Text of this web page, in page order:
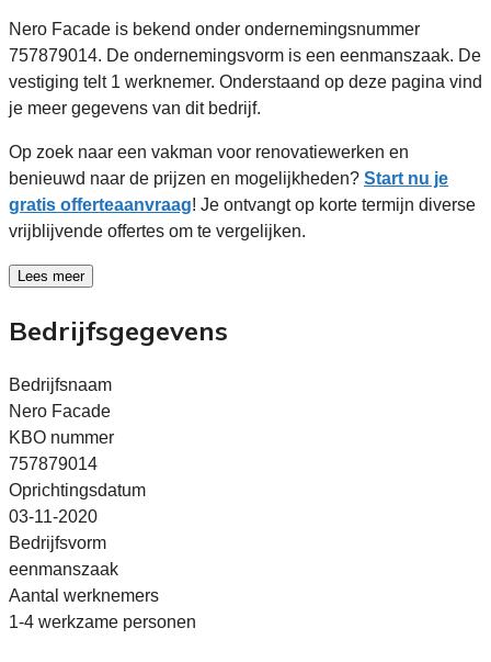
Nero Facade is bekend onder ondernemingsnummer
757879014. De ondernemingsvorm is een eenmanszaak. De
vestiging telt 1 werknemer. Onderstaand op deze pagina vind
je meer gegevens van dit bedrijf.
Op zoek naar een vakman voor renovatiewerken en
benieuwd naar de prijzen en mogelijkheden? Start nu je
gratis offerteaanvraag! Je ontvangt op korte termijn diverse
vrijblijvende offertes om te vergelijken.
Lees meer
Bedrijfsgegevens
Bedrijfsnaam
Nero Facade
KBO nummer
757879014
Oprichtingsdatum
03-11-2020
Bedrijfsvorm
eenmanszaak
Aantal werknemers
1-4 werkzame personen